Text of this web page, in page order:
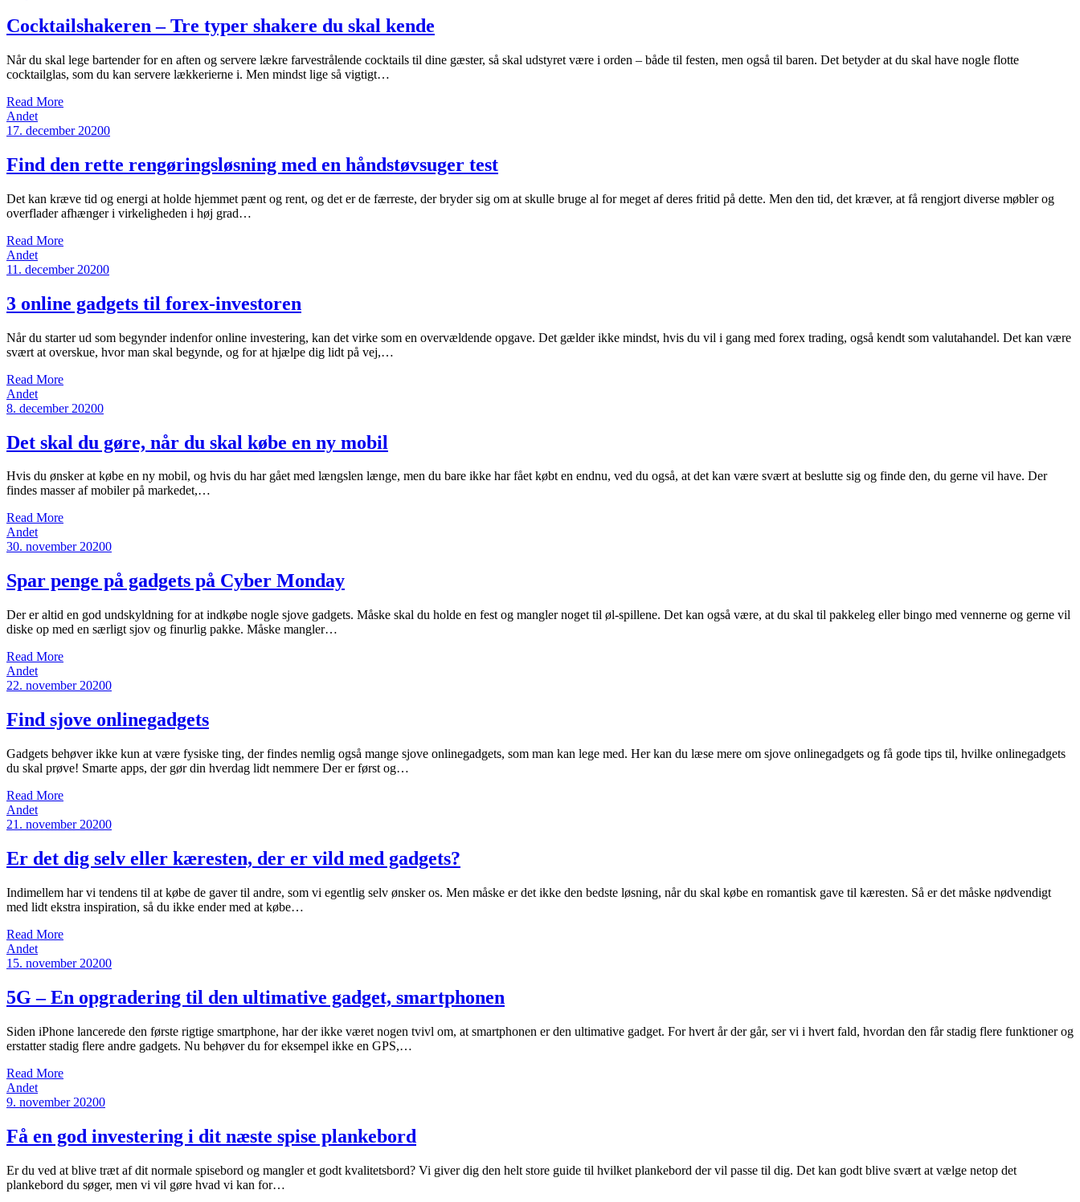
Cocktailshakeren – Tre typer shakere du skal kende
Når du skal lege bartender for en aften og servere lækre farvestrålende cocktails til dine gæster, så skal udstyret være i orden – både til festen, men også til baren. Det betyder at du skal have nogle flotte
cocktailglas, som du kan servere lækkerierne i. Men mindst lige så vigtigt…
Read More
Andet
17. december 20200
Find den rette rengøringsløsning med en håndstøvsuger test
Det kan kræve tid og energi at holde hjemmet pænt og rent, og det er de færreste, der bryder sig om at skulle bruge al for meget af deres fritid på dette. Men den tid, det kræver, at få rengjort diverse møbler og
overflader afhænger i virkeligheden i høj grad…
Read More
Andet
11. december 20200
3 online gadgets til forex-investoren
Når du starter ud som begynder indenfor online investering, kan det virke som en overvældende opgave. Det gælder ikke mindst, hvis du vil i gang med forex trading, også kendt som valutahandel. Det kan være
svært at overskue, hvor man skal begynde, og for at hjælpe dig lidt på vej,…
Read More
Andet
8. december 20200
Det skal du gøre, når du skal købe en ny mobil
Hvis du ønsker at købe en ny mobil, og hvis du har gået med længslen længe, men du bare ikke har fået købt en endnu, ved du også, at det kan være svært at beslutte sig og finde den, du gerne vil have. Der
findes masser af mobiler på markedet,…
Read More
Andet
30. november 20200
Spar penge på gadgets på Cyber Monday
Der er altid en god undskyldning for at indkøbe nogle sjove gadgets. Måske skal du holde en fest og mangler noget til øl-spillene. Det kan også være, at du skal til pakkeleg eller bingo med vennerne og gerne vil
diske op med en særligt sjov og finurlig pakke. Måske mangler…
Read More
Andet
22. november 20200
Find sjove onlinegadgets
Gadgets behøver ikke kun at være fysiske ting, der findes nemlig også mange sjove onlinegadgets, som man kan lege med. Her kan du læse mere om sjove onlinegadgets og få gode tips til, hvilke onlinegadgets
du skal prøve! Smarte apps, der gør din hverdag lidt nemmere Der er først og…
Read More
Andet
21. november 20200
Er det dig selv eller kæresten, der er vild med gadgets?
Indimellem har vi tendens til at købe de gaver til andre, som vi egentlig selv ønsker os. Men måske er det ikke den bedste løsning, når du skal købe en romantisk gave til kæresten. Så er det måske nødvendigt
med lidt ekstra inspiration, så du ikke ender med at købe…
Read More
Andet
15. november 20200
5G – En opgradering til den ultimative gadget, smartphonen
Siden iPhone lancerede den første rigtige smartphone, har der ikke været nogen tvivl om, at smartphonen er den ultimative gadget. For hvert år der går, ser vi i hvert fald, hvordan den får stadig flere funktioner og
erstatter stadig flere andre gadgets. Nu behøver du for eksempel ikke en GPS,…
Read More
Andet
9. november 20200
Få en god investering i dit næste spise plankebord
Er du ved at blive træt af dit normale spisebord og mangler et godt kvalitetsbord? Vi giver dig den helt store guide til hvilket plankebord der vil passe til dig. Det kan godt blive svært at vælge netop det
plankebord du søger, men vi vil gøre hvad vi kan for…